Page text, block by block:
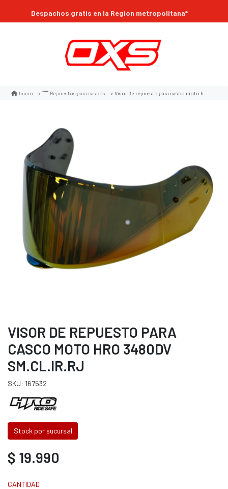
Despachos gratis en la Region metropolitana*
Inicio Repuestos para cascos Visor de repuesto para casco moto hro 3480dv sm.cl.ir.rj
VISOR DE REPUESTO PARA
CASCO MOTO HRO 3480DV
SM.CL.IR.RJ
SKU: 167532
Stock por sucursal
$ 19.990
CANTIDAD